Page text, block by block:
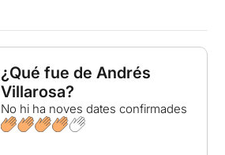
¿Qué fue de Andrés
Villarosa?
No hi ha noves dates confirmades